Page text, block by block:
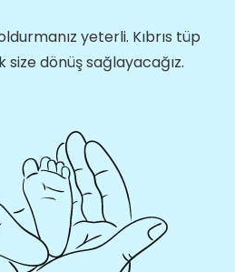
yeterli. Kıbrıs tüp
dönüş sağlayacağız.